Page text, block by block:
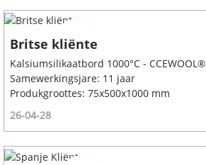
Britse kliënte
Kalsiumsilikaatbord 1000°C - CCEWOOL®
Samewerkingsjare: 11 jaar
Produkgroottes: 75x500x1000 mm
26-04-28